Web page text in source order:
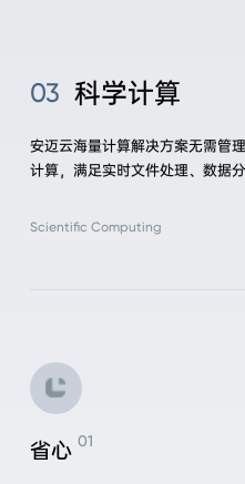
03 科学计算
安迈云海量计算解决方案无需管
计算，满足实时文件处理、数据
Scientific Computing
省心